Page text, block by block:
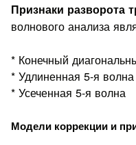
Признаки разворота
волнового анализа
* Конечный
* Удлиненная 5-я волна
* Усеченная 5-я волна
Модели коррекции и